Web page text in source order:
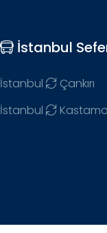
İstanbul
İstanbul
Çankırı
İstanbul